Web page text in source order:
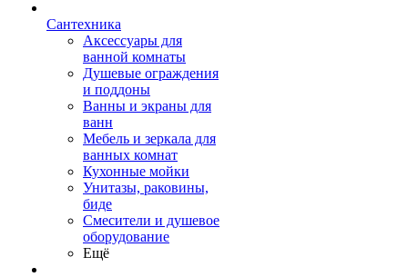
Сантехника
Аксессуары для
ванной комнаты
Душевые ограждения
и поддоны
Ванны и экраны для
ванн
Мебель и зеркала для
ванных комнат
Кухонные мойки
Унитазы, раковины,
биде
Смесители и душевое
оборудование
Ещё